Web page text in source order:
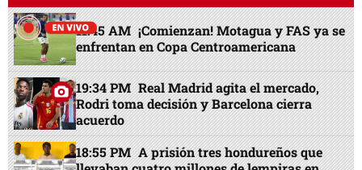
11:45 AM ¡Comienzan! Motagua y FAS ya se
enfrentan en Copa Centroamericana
19:34 PM Real Madrid agita el mercado,
Rodri toma decisión y Barcelona cierra
acuerdo
18:55 PM A prisión tres hondureños que